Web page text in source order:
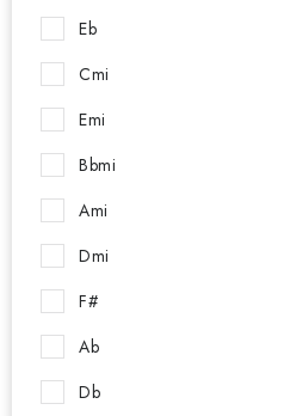
Eb
Cmi
Emi
Bbmi
Ami
Dmi
F#
Ab
Db